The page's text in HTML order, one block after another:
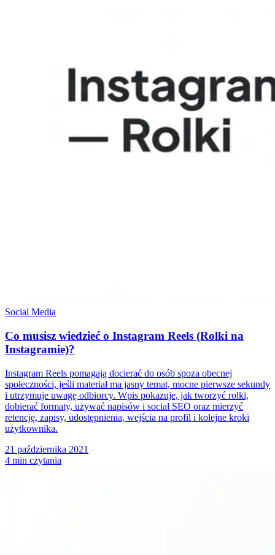
Social Media
Co musisz wiedzieć o Instagram Reels (Rolki na
Instagramie)?
Instagram Reels pomagają docierać do osób spoza obecnej
społeczności, jeśli materiał ma jasny temat, mocne pierwsze sekundy
i utrzymuje uwagę odbiorcy. Wpis pokazuje, jak tworzyć rolki,
dobierać formaty, używać napisów i social SEO oraz mierzyć
retencję, zapisy, udostępnienia, wejścia na profil i kolejne kroki
użytkownika.
21 października 2021
4 min czytania